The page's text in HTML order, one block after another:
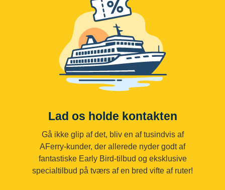
Lad os holde kontakten
Gå ikke glip af det, bliv en af tusindvis af
AFerry-kunder, der allerede nyder godt af
fantastiske Early Bird-tilbud og eksklusive
specialtilbud på tværs af en bred vifte af ruter!